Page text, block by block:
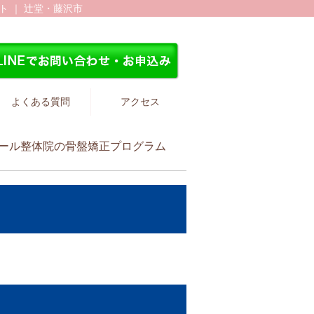
｜ 辻堂・藤沢市
よくある質問 アクセス
ル整体院の骨盤矯正プログラム